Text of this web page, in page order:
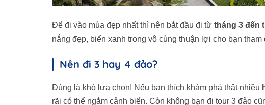
Để đi vào mùa đẹp nhất thì nên bắt đầu đi từ tháng 3 đến
nắng đẹp, biển xanh trong vô cùng thuận lợi cho bạn
Nên đi 3 hay 4 đảo?
Đúng là khó lựa chọn! Nếu bạn thích khám phá thật nhiều
rãi có thể ngắm cảnh biển. Còn không bạn đi tour 3 đảo